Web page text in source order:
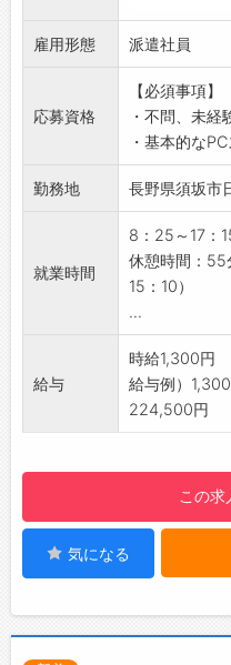
◆職場見学可
す。
みなさまのご
＾＾
☆
まずは、職場
徐々に覚えて
心◎◎◎
【具体的には】
・荷受場で材
・取引先から
・PC作業（
【おすすめポ
・弊社の派遣
【研修制度・
・社内設備
けさせていた
【貸与】
・制服：上着
【働き方に関
・プライベ
・快適な作業
【設備】
・休憩室
雇用形態 派遣社員
応募資格
【必須事項】
・不問、未経
・基本的な
勤務地 長野県須坂市
就業時間
8：25～17：
休憩時間：55
15：10）
...
給与
時給1,300円
給与例）
224,500円
この求
気になる